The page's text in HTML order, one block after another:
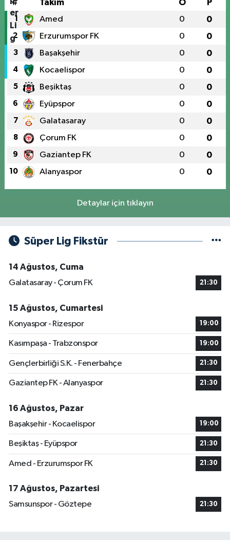
# Takım O P
1 Amed 0 0
2 Erzurumspor FK 0 0
3 Başakşehir 0 0
4 Kocaelispor 0 0
5 Beşiktaş 0 0
6 Eyüpspor 0 0
7 Galatasaray 0 0
8 Çorum FK 0 0
9 Gaziantep FK 0 0
10 Alanyaspor 0 0
Detaylar için tıklayın
Süper Lig Fikstür
14 Ağustos, Cuma
Galatasaray - Çorum FK
21:30
15 Ağustos, Cumartesi
Konyaspor - Rizespor
19:00
Kasımpaşa - Trabzonspor 19:00
Gençlerbirliği S.K. - Fenerbahçe 21:30
Gaziantep FK - Alanyaspor 21:30
16 Ağustos, Pazar
Başakşehir - Kocaelispor
19:00
Beşiktaş - Eyüpspor 21:30
Amed - Erzurumspor FK 21:30
17 Ağustos, Pazartesi
Samsunspor - Göztepe
21:30